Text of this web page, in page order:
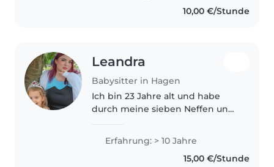
10,00 €/Stunde
Leandra
Babysitter in Hagen
Ich bin 23 Jahre alt und habe
durch meine sieben Neffen und
Umgang mit Kindern
gesammelt. Schon in jungen
Jahren habe ich Verantwortung
Erfahrung: > 10 Jahre
15,00 €/Stunde